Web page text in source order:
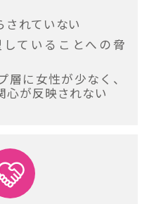
されていない
ていることへの脅
層に女性が少なく、
心が反映されない